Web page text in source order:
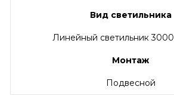
Вид светильника
Линейный светильник
Монтаж
Подвесной